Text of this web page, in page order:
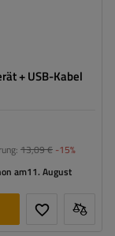
BASEUS Golden Pro 2xUSB 40W Autoladegerät + USB-Kabel
13,09 € -15%
am11. August